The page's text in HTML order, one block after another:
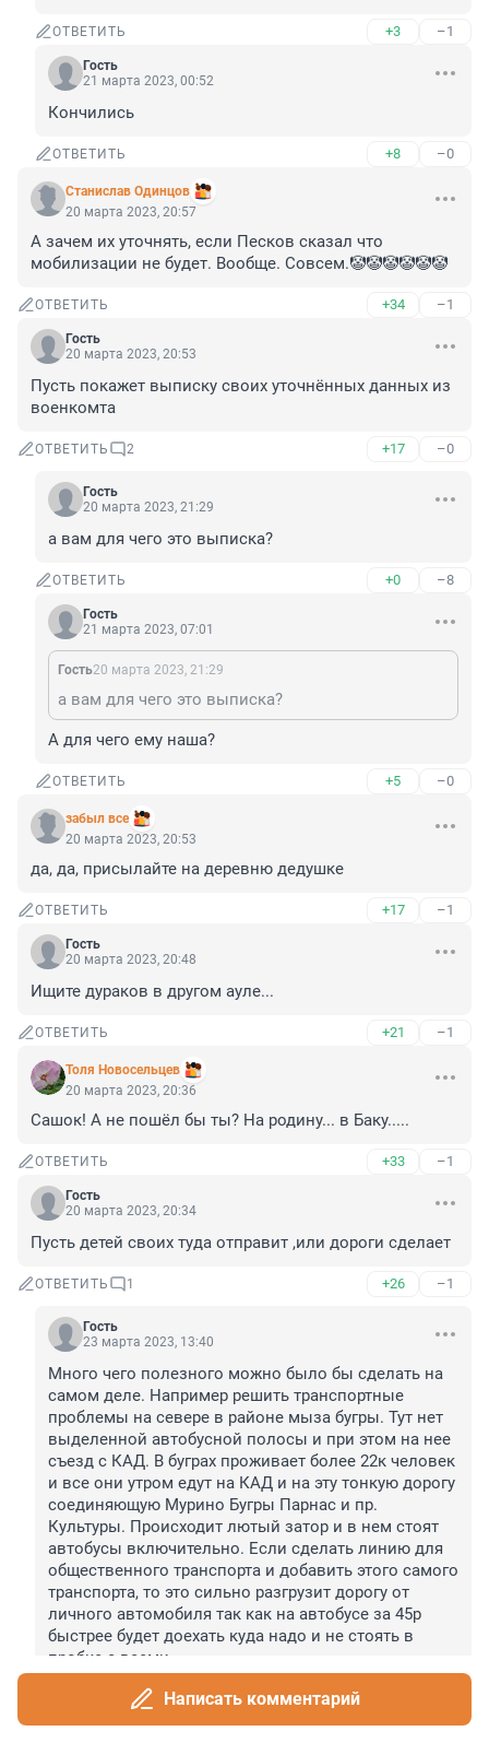
ОТВЕТИТЬ +3 –1
Гость
21 марта 2023, 00:52
Кончились
ОТВЕТИТЬ +8 –0
Станислав Одинцов
20 марта 2023, 20:57
А зачем их уточнять, если Песков сказал что
мобилизации не будет. Вообще. Совсем.🤡🤡🤡🤡🤡🤡
ОТВЕТИТЬ +34 –1
Гость
20 марта 2023, 20:53
Пусть покажет выписку своих уточнённых данных из
военкомта
ОТВЕТИТЬ 2 +17 –0
Гость
20 марта 2023, 21:29
а вам для чего это выписка?
ОТВЕТИТЬ +0 –8
Гость
21 марта 2023, 07:01
Гость20 марта 2023, 21:29
а вам для чего это выписка?
А для чего ему наша?
ОТВЕТИТЬ +5 –0
забыл все
20 марта 2023, 20:53
да, да, присылайте на деревню дедушке
ОТВЕТИТЬ +17 –1
Гость
20 марта 2023, 20:48
Ищите дураков в другом ауле...
ОТВЕТИТЬ +21 –1
Толя Новосельцев
20 марта 2023, 20:36
Сашок! А не пошёл бы ты? На родину... в Баку.....
ОТВЕТИТЬ +33 –1
Гость
20 марта 2023, 20:34
Пусть детей своих туда отправит ,или дороги сделает
ОТВЕТИТЬ 1 +26 –1
Гость
23 марта 2023, 13:40
Много чего полезного можно было бы сделать на
самом деле. Например решить транспортные
проблемы на севере в районе мыза бугры. Тут нет
выделенной автобусной полосы и при этом на нее
съезд с КАД. В буграх проживает более 22к человек
и все они утром едут на КАД и на эту тонкую дорогу
соединяющую Мурино Бугры Парнас и пр.
Культуры. Происходит лютый затор и в нем стоят
автобусы включительно. Если сделать линию для
общественного транспорта и добавить этого самого
транспорта, то это сильно разгрузит дорогу от
личного автомобиля так как на автобусе за 45р
быстрее будет доехать куда надо и не стоять в
пробке с всеми.
Перспективно бы на проспекте культуры
сформировать станцию метро с подземным
вестибюлем. (Ну помечтать то ну) Обеспечить
Написать комментарий